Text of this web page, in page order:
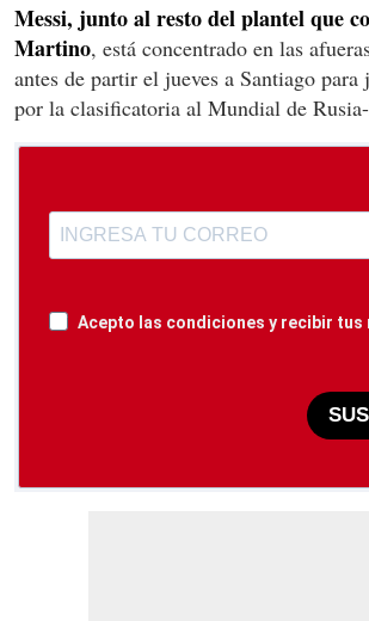
Messi, junto al resto del plantel que
Martino, está concentrado en las
antes de partir el jueves a Santiago
por la clasificatoria al Mundial de
Acepto las condiciones y recibir tus